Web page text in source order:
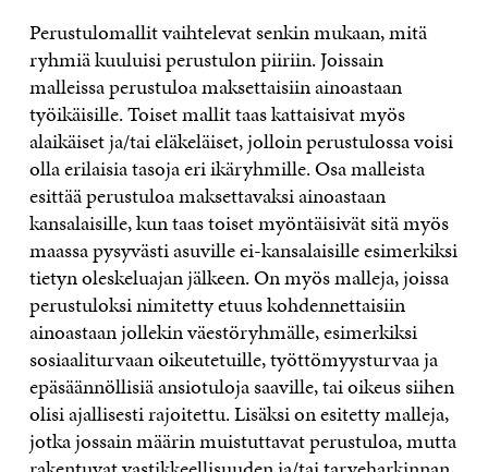
Perustulomallit vaihtelevat senkin mukaan, mitä
ryhmiä kuuluisi perustulon piiriin. Joissain
malleissa perustuloa maksettaisiin ainoastaan
työikäisille. Toiset mallit taas kattaisivat myös
alaikäiset ja/tai eläkeläiset, jolloin perustulossa voisi
olla erilaisia tasoja eri ikäryhmille. Osa malleista
esittää perustuloa maksettavaksi ainoastaan
kansalaisille, kun taas toiset myöntäisivät sitä myös
maassa pysyvästi asuville ei-kansalaisille esimerkiksi
tietyn oleskeluajan jälkeen. On myös malleja, joissa
perustuloksi nimitetty etuus kohdennettaisiin
ainoastaan jollekin väestöryhmälle, esimerkiksi
sosiaaliturvaan oikeutetuille, työttömyysturvaa ja
epäsäännöllisiä ansiotuloja saaville, tai oikeus siihen
olisi ajallisesti rajoitettu. Lisäksi on esitetty malleja,
jotka jossain määrin muistuttavat perustuloa, mutta